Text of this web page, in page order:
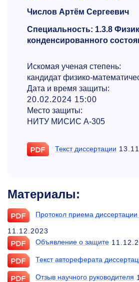
Числов Артём Сергеевич
Специальность: 1.3.8
конденсированного
Искомая ученая степень:
кандидат физико-
Дата и время защиты:
20.02.2024 15:00
Место защиты:
НИТУ МИСИС А-305
Текст диссертации
Материалы:
Протокол приема
11.12.2023
Объявление о защите
Текст автореферата
Отзыв научного руководителя